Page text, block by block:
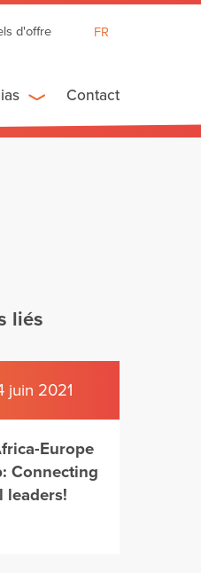
d'offre
FR
ES
Contact
liés
juin 2021
Europe
Connecting
leaders!